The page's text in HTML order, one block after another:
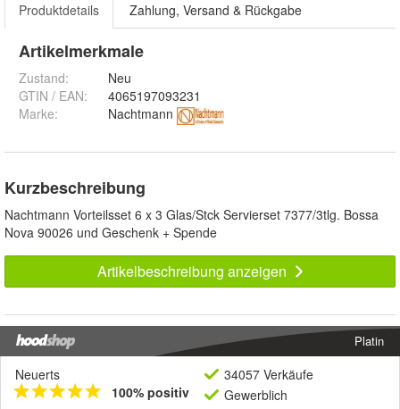
Produktdetails Zahlung, Versand & Rückgabe
Artikelmerkmale
Zustand:
Neu
GTIN / EAN:
4065197093231
Marke:
Nachtmann
Kurzbeschreibung
Nachtmann Vorteilsset 6 x 3 Glas/Stck Servierset 7377/3tlg. Bossa
Nova 90026 und Geschenk + Spende
Artikelbeschreibung anzeigen
Platin
Neuerts
100% positiv
34057 Verkäufe
Gewerblich